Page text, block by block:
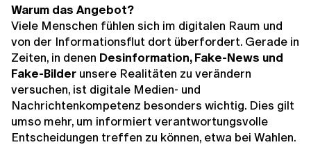
Warum das Angebot?
Viele Menschen fühlen sich im digitalen Raum und
von der Informationsflut dort überfordert. Gerade in
Zeiten, in denen Desinformation, Fake-News und
Fake-Bilder unsere Realitäten zu verändern
versuchen, ist digitale Medien- und
Nachrichtenkompetenz besonders wichtig. Dies gilt
umso mehr, um informiert verantwortungsvolle
Entscheidungen treffen zu können, etwa bei Wahlen.